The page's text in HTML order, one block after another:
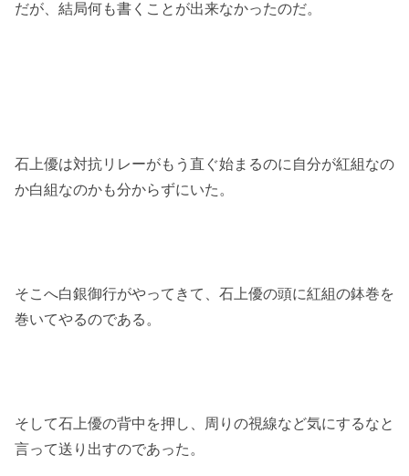
だが、結局何も書くことが出来なかったのだ。
石上優は対抗リレーがもう直ぐ始まるのに自分が紅組なの
か白組なのかも分からずにいた。
そこへ白銀御行がやってきて、石上優の頭に紅組の鉢巻を
巻いてやるのである。
そして石上優の背中を押し、周りの視線など気にするなと
言って送り出すのであった。